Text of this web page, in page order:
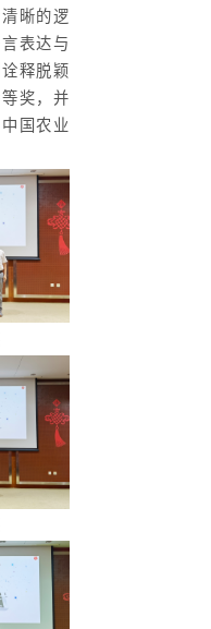
晰的逻
表达与
释脱颖
奖，并
国农业